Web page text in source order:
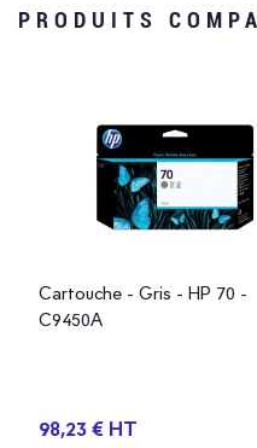
PRODUITS
Cartouche - Gris - HP 70 -
C9450A
98,23 € HT